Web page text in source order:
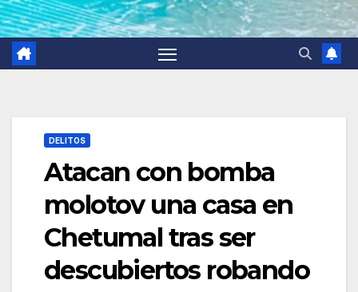
DELITOS
Atacan con bomba
molotov una casa en
Chetumal tras ser
descubiertos robando